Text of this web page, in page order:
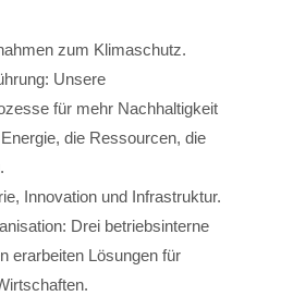
zum Klimaschutz.
Unsere
für mehr Nachhaltigkeit
die Ressourcen, die
Innovation und Infrastruktur.
Drei betriebsinterne
erarbeiten Lösungen für